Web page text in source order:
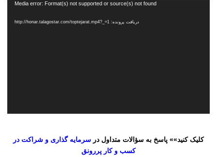
Media error: Format(s) not supported or source(s) not found
دریافت پرونده: http://honar.talagostar.com/toptejarat.mp4?_=1
کلیک کنید»» پاسخ به سؤالات متداول در سرمایه گذاری و شراکت در
کسب و کار پررونق